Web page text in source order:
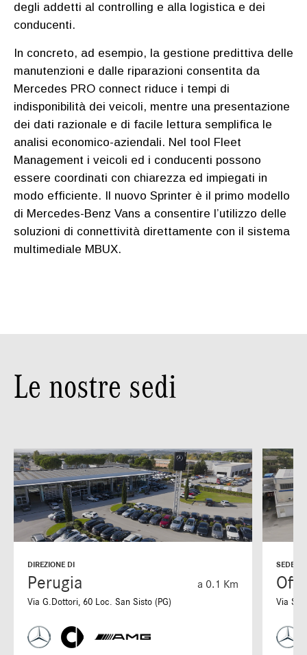
degli addetti al controlling e alla logistica e dei
conducenti.
In concreto, ad esempio, la gestione predittiva delle
manutenzioni e dalle riparazioni consentita da
Mercedes PRO connect riduce i tempi di
indisponibilità dei veicoli, mentre una presentazione
dei dati razionale e di facile lettura semplifica le
analisi economico-aziendali. Nel tool Fleet
Management i veicoli ed i conducenti possono
essere coordinati con chiarezza ed impiegati in
modo efficiente. Il nuovo Sprinter è il primo modello
di Mercedes-Benz Vans a consentire l’utilizzo delle
soluzioni di connettività direttamente con il sistema
multimediale MBUX.
Le nostre sedi
DIREZIONE DI
Perugia a 0.1 Km
Via G.Dottori, 60 Loc. San Sisto (PG)
SEDE DI
Via S.